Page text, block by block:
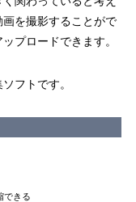
を撮影することがで
プロードできます。
フトです。
できる